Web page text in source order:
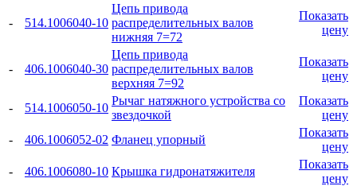
- 514.1006040-10
Цепь привода
распределительных валов
нижняя 7=72
Показать
цену
- 406.1006040-30
Цепь привода
распределительных валов
верхняя 7=92
Показать
цену
- 514.1006050-10
Рычаг натяжного устройства со
звездочкой
Показать
цену
-
406.1006052-02 Фланец упорный
Показать
цену
-
406.1006080-10 Крышка гидронатяжителя
Показать
цену